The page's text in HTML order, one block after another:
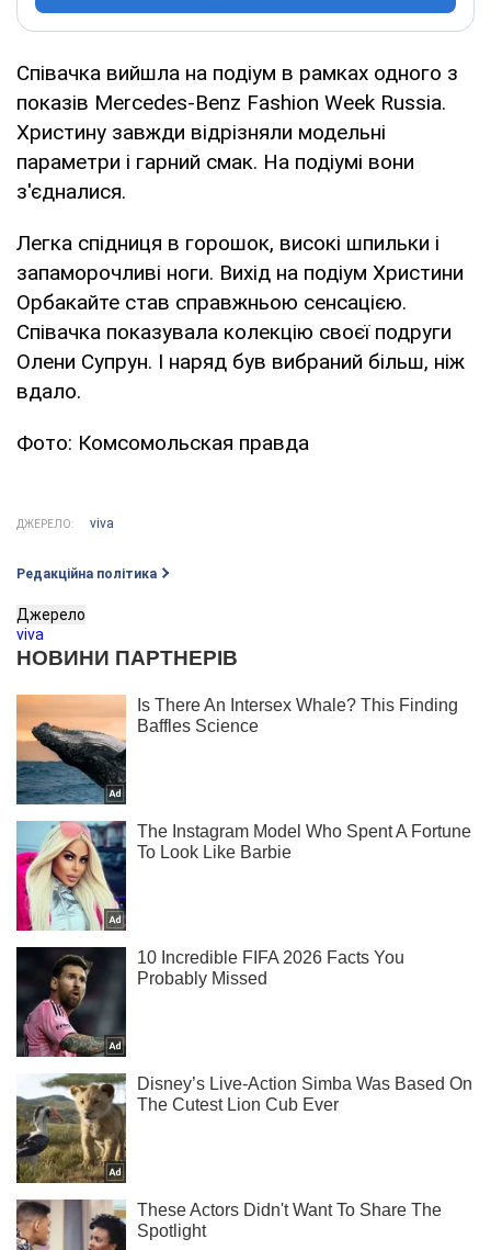
Співачка вийшла на подіум в рамках одного з
показів Mercedes-Benz Fashion Week Russia.
Христину завжди відрізняли модельні
параметри і гарний смак. На подіумі вони
з'єдналися.
Легка спідниця в горошок, високі шпильки і
запаморочливі ноги. Вихід на подіум Христини
Орбакайте став справжньою сенсацією.
Співачка показувала колекцію своєї подруги
Олени Супрун. І наряд був вибраний більш, ніж
вдало.
Фото: Комсомольская правда
ДЖЕРЕЛО: viva
Редакційна політика
Джерело
viva